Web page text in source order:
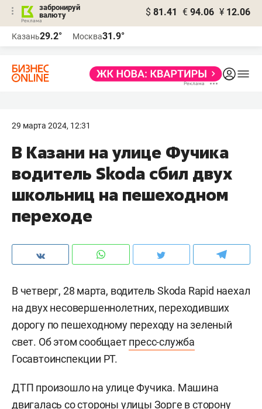
забронируй
валюту
$ 81.41 € 94.06 ¥ 12.06
Казань29.2° Москва31.9°
29 марта 2024, 12:31
В Казани на улице Фучика
водитель Skoda сбил двух
школьниц на пешеходном
переходе
В четверг, 28 марта, водитель Skoda Rapid наехал
на двух несовершеннолетних, переходивших
дорогу по пешеходному переходу на зеленый
свет. Об этом сообщаетпресс-служба
Госавтоинспекции РТ.
ДТП произошло на улице Фучика. Машина
двигалась со стороны улицы Зорге в сторону